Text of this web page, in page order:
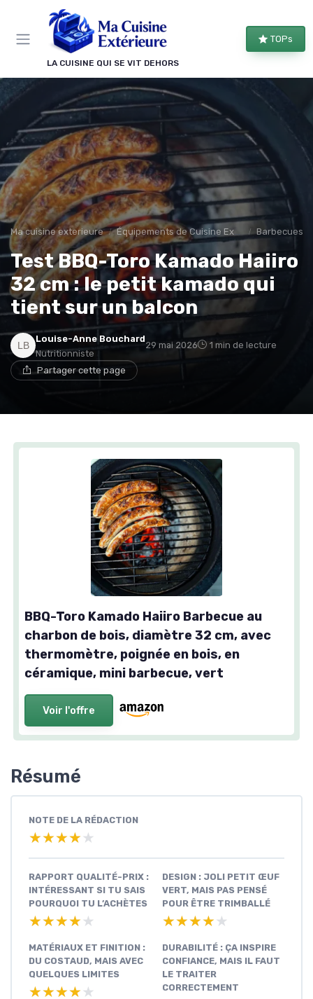
LA CUISINE QUI SE VIT DEHORS
TOPs
Ma cuisine exterieure Équipements de Cuisine Extérieure Barbecues
Test BBQ-Toro Kamado Haiiro
32 cm : le petit kamado qui
tient sur un balcon
Louise-Anne Bouchard
Nutritionniste
29 mai 2026 1 min de lecture
Partager cette page
BBQ-Toro Kamado Haiiro Barbecue au
charbon de bois, diamètre 32 cm, avec
thermomètre, poignée en bois, en
céramique, mini barbecue, vert
Voir l'offre
Résumé
NOTE DE LA RÉDACTION
★★★★★
★★★★★
RAPPORT QUALITÉ-PRIX :
INTÉRESSANT SI TU SAIS
POURQUOI TU L’ACHÈTES
★★★★★
★★★★★
DESIGN : JOLI PETIT ŒUF
VERT, MAIS PAS PENSÉ
POUR ÊTRE TRIMBALLÉ
★★★★★
★★★★★
MATÉRIAUX ET FINITION :
DU COSTAUD, MAIS AVEC
QUELQUES LIMITES
★★★★★
★★★★★
DURABILITÉ : ÇA INSPIRE
CONFIANCE, MAIS IL FAUT
LE TRAITER
CORRECTEMENT
Panneau de gestion des cookies